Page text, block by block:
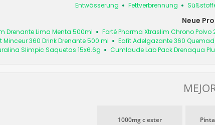
Entwässerung Fettverbrennung
Neue
Drenante Lima Menta 500ml Forté Pharma Xtraslim Chrono Polvo
Minceur 360 Drink Drenante 500 ml
Eafit Adelgazante 360
Slimpic Saquetas 15x6.6g
Cumlaude Lab Pack Drenaqua
1000mg c ester